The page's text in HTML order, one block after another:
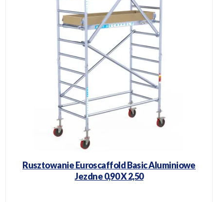
Rusztowanie Euroscaffold Basic Aluminiowe
Jezdne 0,90 X 2,50